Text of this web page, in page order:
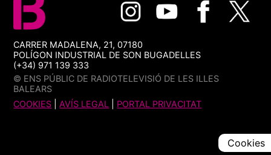
CARRER MADALENA, 21, 07180
POLÍGON INDUSTRIAL DE SON BUGADELLES
(+34) 971 139 333
© ENS PÚBLIC DE RADIOTELEVISIÓ DE LES ILLES
BALEARS
COOKIES |AVÍS LEGAL PORTAL PRIVACITAT
Cookies